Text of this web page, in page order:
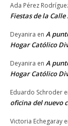
Ada Pérez
Fiestas de la Calle
Deyanira en A
Hogar Católico
Deyanira en A
Hogar Católico
Eduardo Schroder
oficina del nuevo
Victoria Echegaray